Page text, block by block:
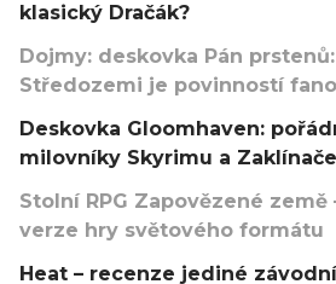
klasický Dračák?
Dojmy: deskovka Pán
Středozemi je povinností
Deskovka Gloomhaven:
milovníky Skyrimu a Zaklínače
Stolní RPG Zapovězené země
verze hry světového formátu
Heat – recenze jediné